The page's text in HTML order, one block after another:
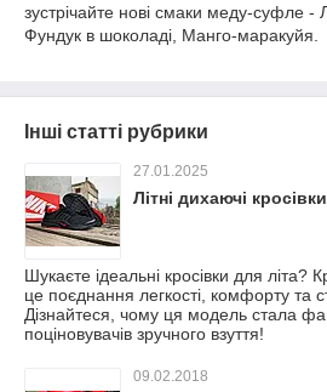
зустрічайте нові смаки меду-суфле -
Фундук в шоколаді, Манго-маракуйя.
Інші статті рубрики
27.01.2025
Літні дихаючі
Шукаєте ідеальні кросівки для літа?
це поєднання легкості, комфорту та
Дізнайтеся, чому ця модель стала
поціновувачів зручного взуття!
09.02.2018